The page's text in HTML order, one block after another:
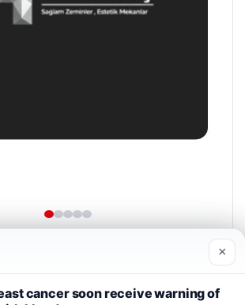
Politikamız
×
cancer soon receive warning of